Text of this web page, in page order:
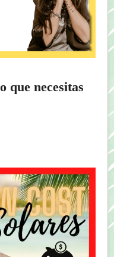
que necesitas